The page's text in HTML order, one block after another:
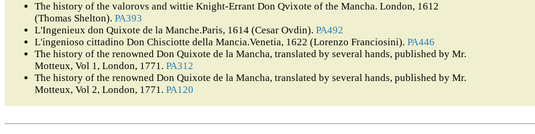
The history of the valorovs and wittie Knight-Errant Don Qvixote of the Mancha. London, 1612
(Thomas Shelton). PA393
L'Ingenieux don Quixote de la Manche.Paris, 1614 (Cesar Ovdin). PA492
L'ingenioso cittadino Don Chisciotte della Mancia.Venetia, 1622 (Lorenzo Franciosini). PA446
The history of the renowned Don Quixote de la Mancha, translated by several hands, published by Mr.
Motteux, Vol 1, London, 1771. PA312
The history of the renowned Don Quixote de la Mancha, translated by several hands, published by Mr.
Motteux, Vol 2, London, 1771. PA120